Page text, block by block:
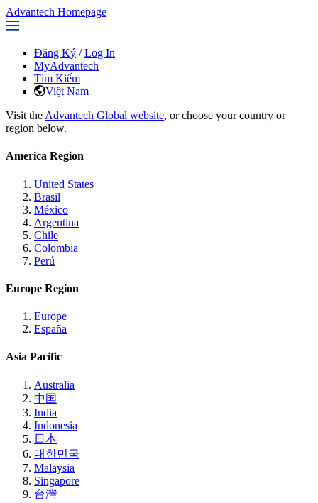
Advantech Homepage
Đăng Ký / Log In
MyAdvantech
Tìm Kiếm
Việt Nam
Visit the Advantech Global website, or choose your country or
region below.
America Region
United States
Brasil
México
Argentina
Chile
Colombia
Perú
Europe Region
Europe
España
Asia Pacific
Australia
中国
India
Indonesia
日本
대한민국
Malaysia
Singapore
台灣